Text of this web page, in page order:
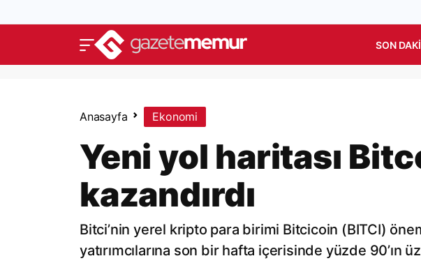
SON
Anasayfa Ekonomi
Yeni yol haritası
kazandırdı
Bitci’nin yerel kripto para birimi Bitcicoin (BITCI)
yatırımcılarına son bir hafta içerisinde yüzde 90’ın